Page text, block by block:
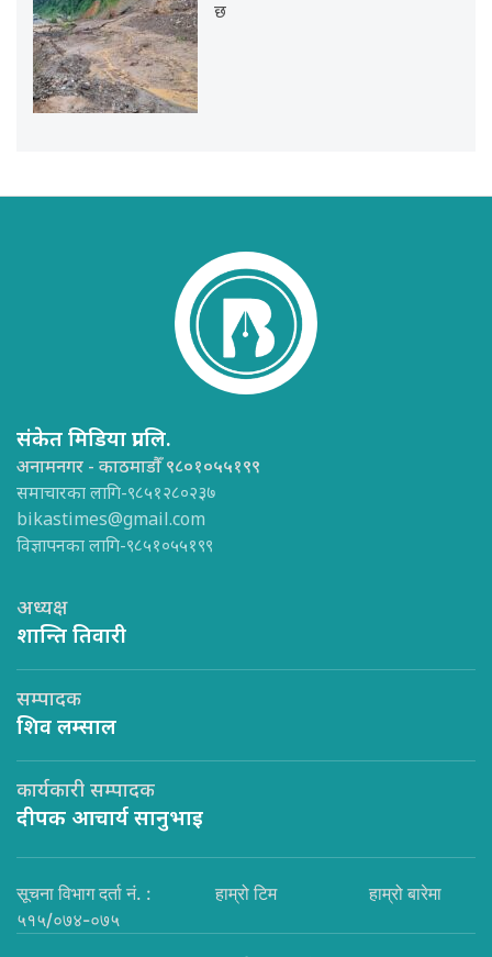
छ
संकेत मिडिया प्रा.लि.
अनामनगर - काठमाडौँ ९८०१०५५१९९
समाचारका लागि-९८५१२८०२३७
bikastimes@gmail.com
विज्ञापनका लागि-९८५१०५५१९९
अध्यक्ष
शान्ति तिवारी
सम्पादक
शिव लम्साल
कार्यकारी सम्पादक
दीपक आचार्य सानुभाइ
सूचना विभाग दर्ता नं. :
५१५/०७४-०७५
हाम्रो टिम हाम्रो बारेमा